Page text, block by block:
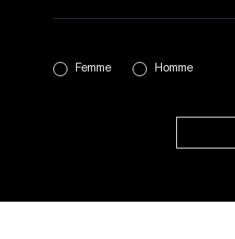
Femme Homme